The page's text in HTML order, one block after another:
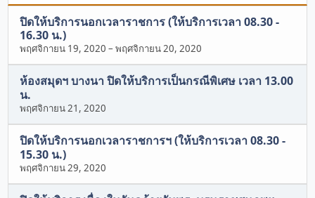
ปิดให้บริการนอกเวลาราชการ (ให้บริการเวลา 08.30 -
16.30 น.)
พฤศจิกายน 19, 2020 –พฤศจิกายน 20, 2020
ห้องสมุดฯ บางนา ปิดให้บริการเป็นกรณีพิเศษ เวลา 13.00
น.
พฤศจิกายน 21, 2020
ปิดให้บริการนอกเวลาราชการฯ (ให้บริการเวลา 08.30 -
15.30 น.)
พฤศจิกายน 29, 2020